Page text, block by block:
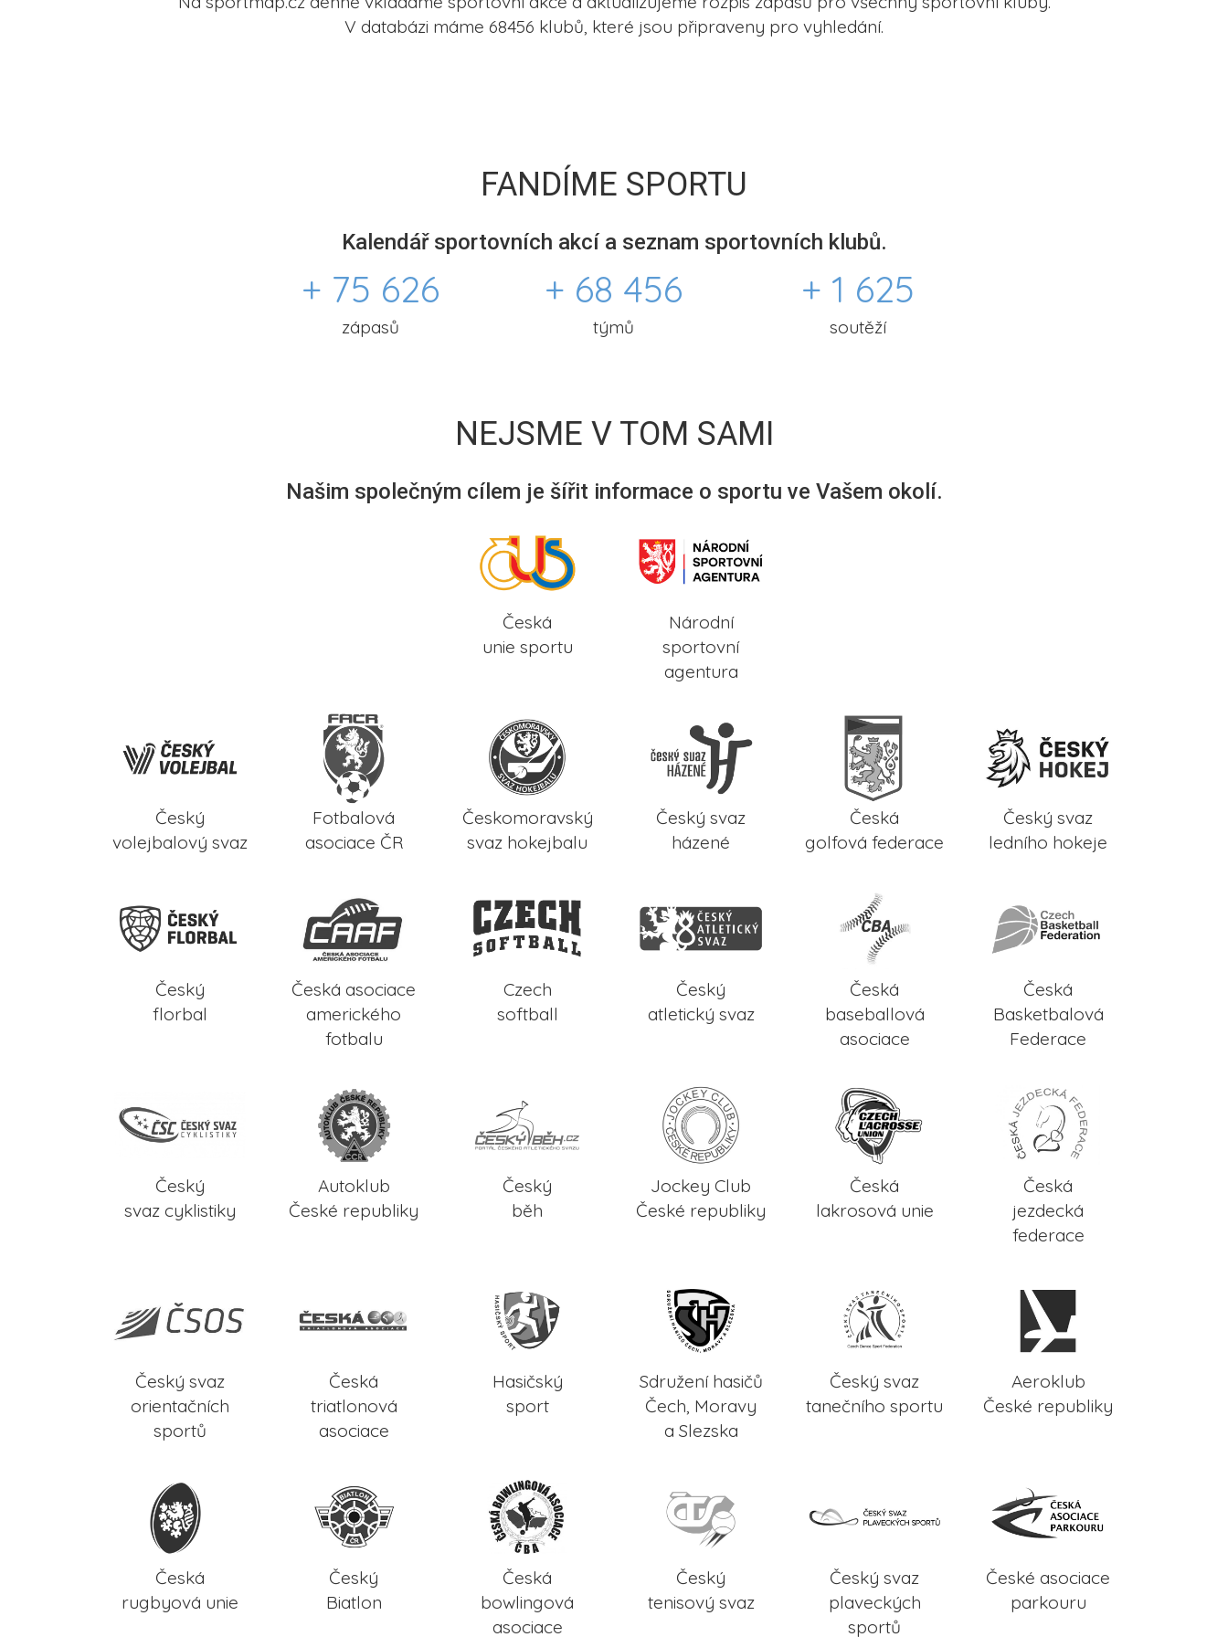
V databázi máme 68456 klubů, které jsou připraveny pro vyhledání.
FANDÍME SPORTU
Kalendář sportovních akcí a seznam sportovních klubů.
+ 75 626
zápasů
+ 68 456
týmů
+ 1 625
soutěží
NEJSME V TOM SAMI
Našim společným cílem je šířit informace o sportu ve Vašem okolí.
Česká
unie sportu
Národní
sportovní
agentura
Český
volejbalový svaz
Fotbalová
asociace ČR
Českomoravský
svaz hokejbalu
Český svaz
házené
Česká
golfová federace
Český svaz
ledního hokeje
Český
florbal
Česká asociace
amerického
fotbalu
Czech
softball
Český
atletický svaz
Česká
baseballová
asociace
Česká
Basketbalová
Federace
Český
svaz cyklistiky
Autoklub
České republiky
Český
běh
Jockey Club
České republiky
Česká
lakrosová unie
Česká
jezdecká
federace
Český svaz
orientačních
sportů
Česká
triatlonová
asociace
Hasičský
sport
Sdružení hasičů
Čech, Moravy
a Slezska
Český svaz
tanečního sportu
Aeroklub
České republiky
Česká
rugbyová unie
Český
Biatlon
Česká
bowlingová
asociace
Český
tenisový svaz
Český svaz
plaveckých
sportů
České asociace
parkouru